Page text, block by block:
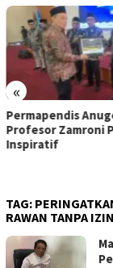
«
Zamroni
TAG:
RAWAN TANPA